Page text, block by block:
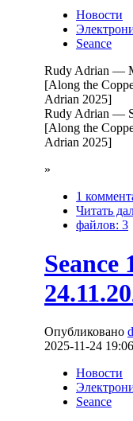
Новости
Seance
Rudy Adrian —
[Along the
Adrian 2025]
Rudy Adrian —
[Along the
Adrian 2025]
»
1
Читать
файлов: 3
Seance
Опубликовано
2025-11-24 19:06
Новости
Seance